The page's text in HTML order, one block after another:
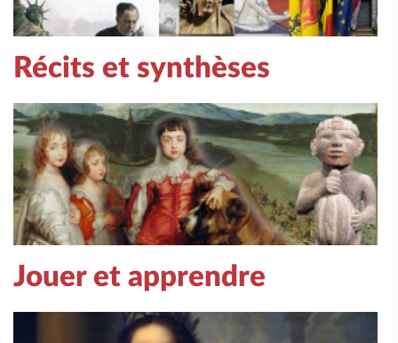
Récits et synthèses
Jouer et apprendre